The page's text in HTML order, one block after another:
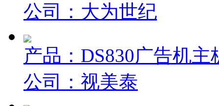
公司：大为世纪
产品：DS830广告机主
公司：视美泰